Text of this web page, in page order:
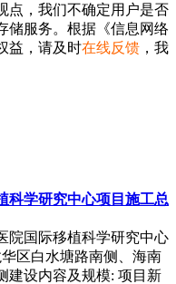
点，我们不确定用户是否
储服务。根据《信息网络
益，请及时在线反馈 ，我
科学研究中心项目施工总
院国际移植科学研究中心
区白水塘路南侧、海南
建设内容及规模: 项目新